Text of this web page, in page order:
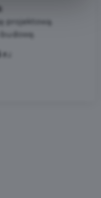
projektową.